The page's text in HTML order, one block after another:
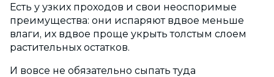
Есть у узких проходов и свои неоспоримые
преимущества: они испаряют вдвое меньше
влаги, их вдвое проще укрыть толстым слоем
растительных остатков.
И вовсе не обязательно сыпать туда